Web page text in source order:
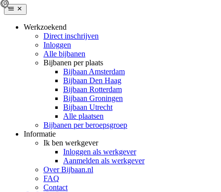
Werkzoekend
Direct inschrijven
Inloggen
Alle bijbanen
Bijbanen per plaats
Bijbaan Amsterdam
Bijbaan Den Haag
Bijbaan Rotterdam
Bijbaan Groningen
Bijbaan Utrecht
Alle plaatsen
Bijbanen per beroepsgroep
Informatie
Ik ben werkgever
Inloggen als werkgever
Aanmelden als werkgever
Over Bijbaan.nl
FAQ
Contact